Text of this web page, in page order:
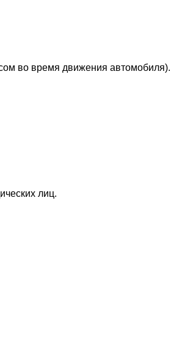
во время движения автомобиля).
лиц.